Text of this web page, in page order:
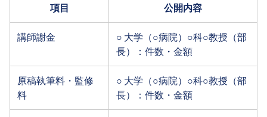
項目 公開内容
講師謝金
○ 大学（○病院）○科○教授（部
長）：件数・金額
原稿執筆料・監修
料
○ 大学（○病院）○科○教授（部
長）：件数・金額